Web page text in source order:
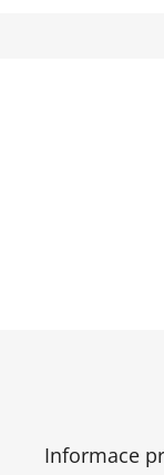
Informace